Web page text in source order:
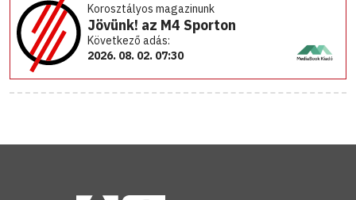
Korosztályos magazinunk
Jövünk! az M4 Sporton
Következő adás:
2026. 08. 02. 07:30